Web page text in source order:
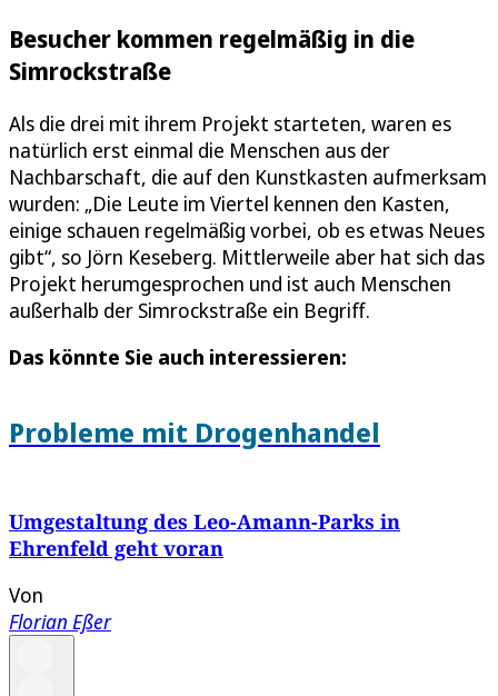
Besucher kommen regelmäßig in die
Simrockstraße
Als die drei mit ihrem Projekt starteten, waren es
natürlich erst einmal die Menschen aus der
Nachbarschaft, die auf den Kunstkasten aufmerksam
wurden: „Die Leute im Viertel kennen den Kasten,
einige schauen regelmäßig vorbei, ob es etwas Neues
gibt“, so Jörn Keseberg. Mittlerweile aber hat sich das
Projekt herumgesprochen und ist auch Menschen
außerhalb der Simrockstraße ein Begriff.
Das könnte Sie auch interessieren:
Probleme mit Drogenhandel
Umgestaltung des Leo-Amann-Parks in
Ehrenfeld geht voran
Von
Florian Eßer